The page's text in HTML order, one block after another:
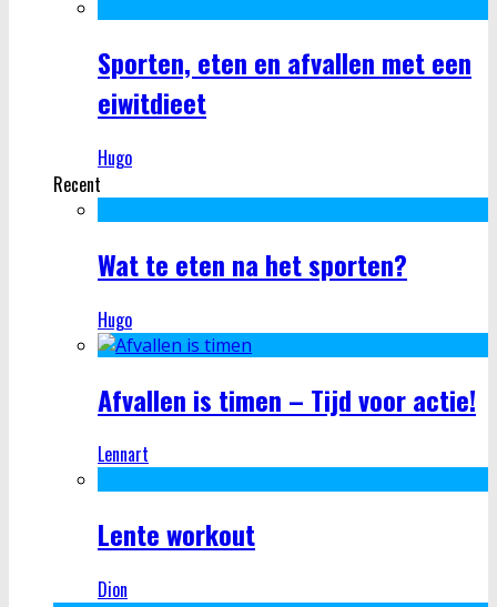
Sporten, eten en afvallen met een
eiwitdieet
Hugo
Recent
Wat te eten na het sporten?
Hugo
Afvallen is timen – Tijd voor actie!
Lennart
Lente workout
Dion